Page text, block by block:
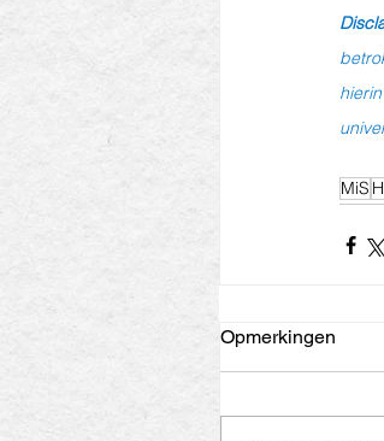
MiS
Opmerkingen